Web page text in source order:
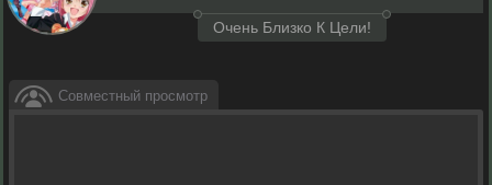
Очень Близко К Цели!
Совместный просмотр